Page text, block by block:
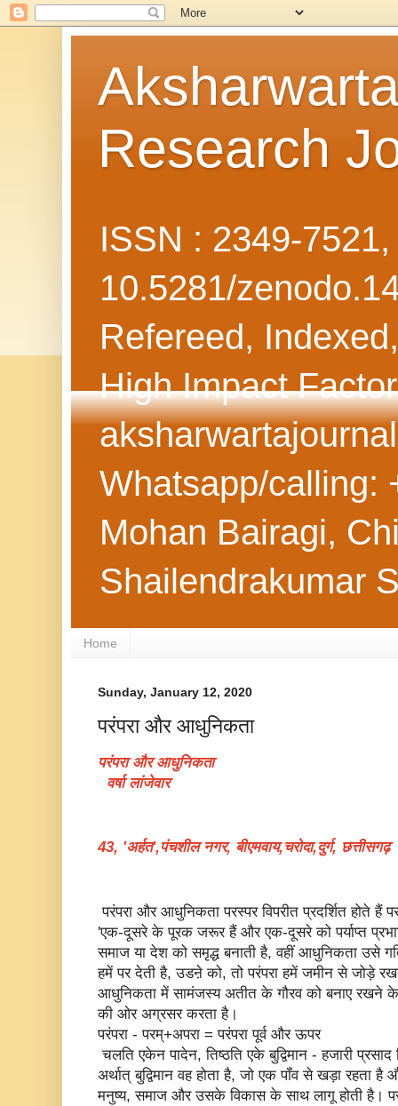
Research
ISSN : 2349-
10.5281/
Refereed,
High Impact
Whatsapp/calling:
Mohan Bairagi,
Shailendrakumar
Home
Sunday, January 12, 2020
परंपरा और आधुनिकता
परंपरा और आधुनिकता
वर्षा लांजेवार
43, 'अर्हत',पंचशील नगर, बीएमवाय,चरोदा,दुर्ग, छत्तीसगढ़
परंपरा और आधुनिकता परस्पर विपरीत प्रदर्शित होते हैं
'एक-दूसरे के पूरक जरूर हैं और एक-दूसरे को पर्याप्त
समाज या देश को समृद्ध बनाती है, वहीं आधुनिकता उसे
हमें पर देती है, उडऩे को, तो परंपरा हमें जमीन से जोड़े
आधुनिकता में सामंजस्य अतीत के गौरव को बनाए रखने के
की ओर अग्रसर करता है।
परंपरा - परम्+अपरा = परंपरा पूर्व और ऊपर
चलति एकेन पादेन, तिष्ठति एके बुद्विमान - हजारी प्रसाद
अर्थात् बुद्विमान वह होता है, जो एक पॉंव से खड़ा रहता
मनुष्य, समाज और उसके विकास के साथ लागू होती है।